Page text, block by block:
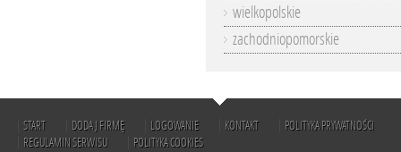
wielkopolskie
zachodniopomorskie
START DODAJ FIRMĘ LOGOWANIE KONTAKT
POLITYKA PRYWATNOŚCI
REGULAMIN SERWISU
POLITYKA COOKIES